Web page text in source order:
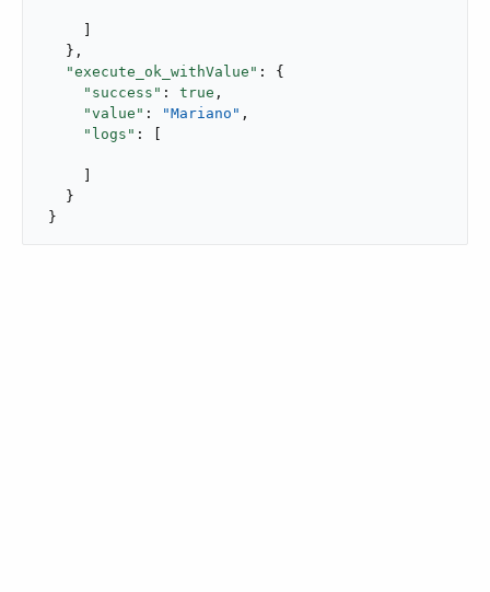
   },
"execute_ok_withValue" : {
"success" : true ,
"value" : "Mariano" ,
"logs" : [
   }
}